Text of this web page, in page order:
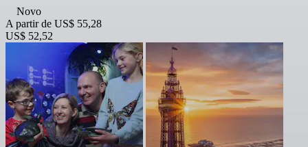
Novo
A partir de US$ 55,28
US$ 52,52